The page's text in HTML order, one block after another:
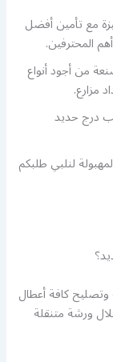
مع تأمين أفضل
المحترفين.
من أجود أنواع
مزارع.
درج حديد
لنلبي طلبكم
كافة أعطال
ورشة متنقلة